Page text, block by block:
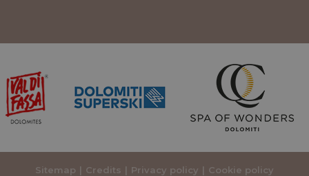
Sitemap Credits Privacy policy Cookie policy